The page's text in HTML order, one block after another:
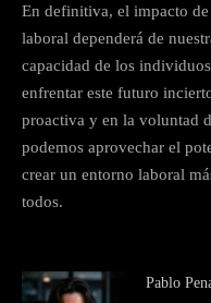
En definitiva, el impacto
laboral dependerá de
capacidad de los
enfrentar este futuro
proactiva y en la voluntad
podemos aprovechar el
crear un entorno laboral
todos.
Pablo